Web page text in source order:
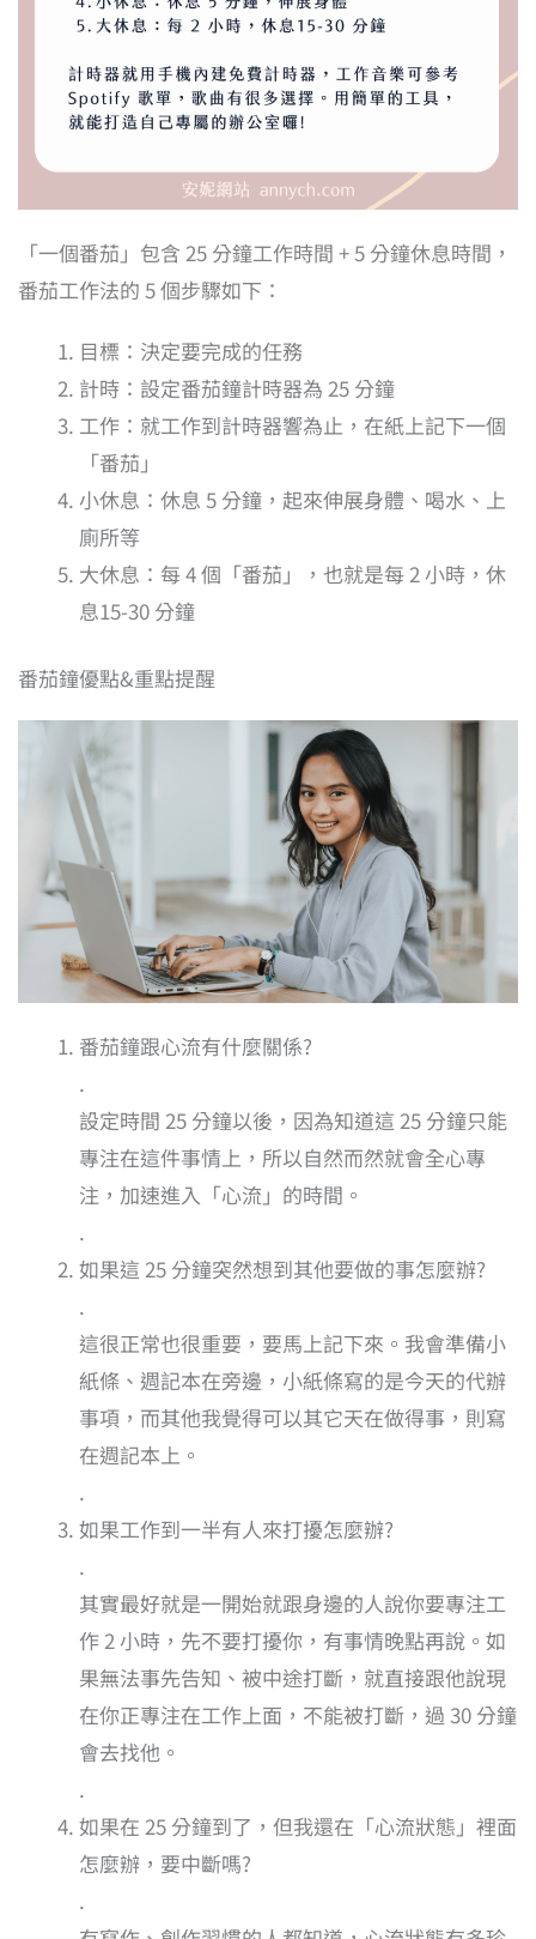
「一個番茄」包含 25 分鐘工作時間 + 5 分鐘休息時間，
番茄工作法的 5 個步驟如下：
目標：決定要完成的任務
計時：設定番茄鐘計時器為 25 分鐘
工作：就工作到計時器響為止，在紙上記下一個
「番茄」
小休息：休息 5 分鐘，起來伸展身體、喝水、上
廁所等
大休息：每 4 個「番茄」，也就是每 2 小時，休
息15-30 分鐘
番茄鐘優點&重點提醒
番茄鐘跟心流有什麼關係?
.
設定時間 25 分鐘以後，因為知道這 25 分鐘只能
專注在這件事情上，所以自然而然就會全心專
注，加速進入「心流」的時間。
.
如果這 25 分鐘突然想到其他要做的事怎麼辦?
.
這很正常也很重要，要馬上記下來。我會準備小
紙條、週記本在旁邊，小紙條寫的是今天的代辦
事項，而其他我覺得可以其它天在做得事，則寫
在週記本上。
.
如果工作到一半有人來打擾怎麼辦?
.
其實最好就是一開始就跟身邊的人說你要專注工
作 2 小時，先不要打擾你，有事情晚點再說。如
果無法事先告知、被中途打斷，就直接跟他說現
在你正專注在工作上面，不能被打斷，過 30 分鐘
會去找他。
.
如果在 25 分鐘到了，但我還在「心流狀態」裡面
怎麼辦，要中斷嗎?
.